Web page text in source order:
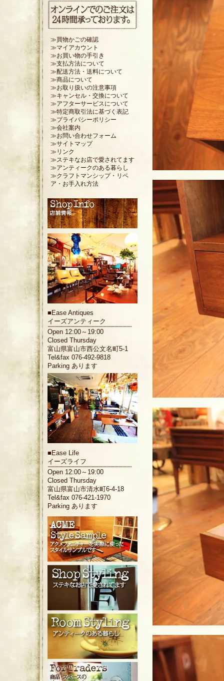
≫買物かごの確認
≫マイアカウント
≫お買い物の手引き
≫支払方法について
≫配送方法・送料について
≫商品について
≫お取り扱いの注意事項
≫キャンセル・交換について
≫アフターサービスについて
≫特定商取引法に基づく表記
≫プライバシーポリシー
≫会社案内
≫お問い合わせフォーム
≫サイトマップ
≫リンク
≫ステキなお店で愛されてます
≫アンティークのある暮らし
≫クラフトマンシップ・リペ
ア・お手入れ方法
■ Ease Antiques
イーズアンティーク
Open 12:00～19:00
Closed Thursday
富山県富山市西公文名町5-1
Tel&fax 076-492-9818
Parking あります
■ Ease Life
イーズライフ
Open 12:00～19:00
Closed Thursday
富山県富山市清水町6-4-18
Tel&fax 076-421-1970
Parking あります